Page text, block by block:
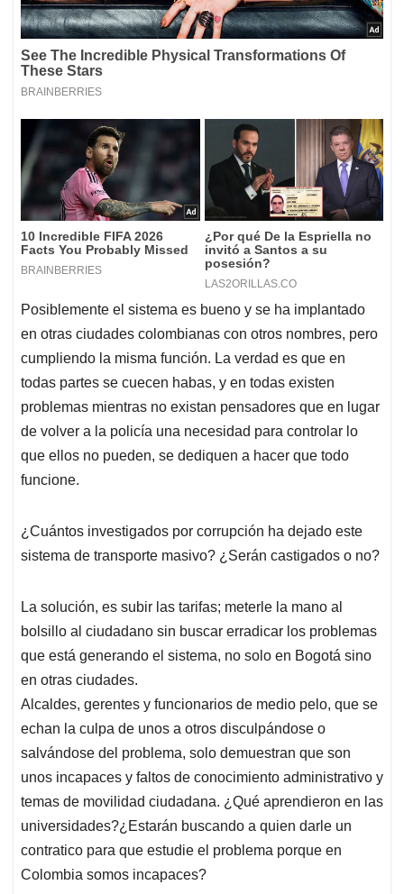
Posiblemente el sistema es bueno y se ha implantado
en otras ciudades colombianas con otros nombres, pero
cumpliendo la misma función. La verdad es que en
todas partes se cuecen habas, y en todas existen
problemas mientras no existan pensadores que en lugar
de volver a la policía una necesidad para controlar lo
que ellos no pueden, se dediquen a hacer que todo
funcione.
¿Cuántos investigados por corrupción ha dejado este
sistema de transporte masivo? ¿Serán castigados o no?
La solución, es subir las tarifas; meterle la mano al
bolsillo al ciudadano sin buscar erradicar los problemas
que está generando el sistema, no solo en Bogotá sino
en otras ciudades.
Alcaldes, gerentes y funcionarios de medio pelo, que se
echan la culpa de unos a otros disculpándose o
salvándose del problema, solo demuestran que son
unos incapaces y faltos de conocimiento administrativo y
temas de movilidad ciudadana. ¿Qué aprendieron en las
universidades?¿Estarán buscando a quien darle un
contratico para que estudie el problema porque en
Colombia somos incapaces?